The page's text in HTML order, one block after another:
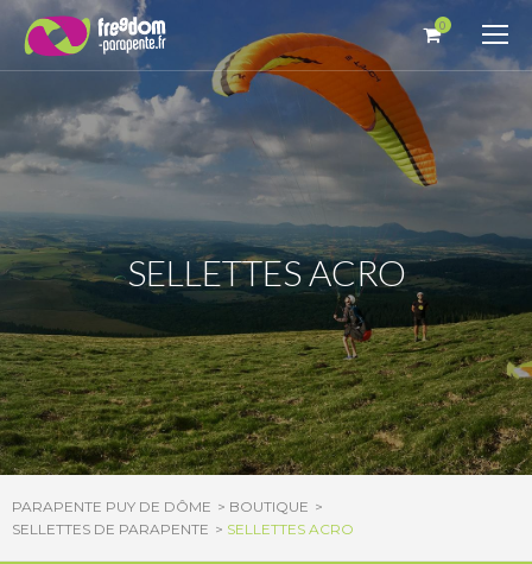
0
SELLETTES ACRO
PARAPENTE PUY DE DÔME
BOUTIQUE
SELLETTES DE PARAPENTE
SELLETTES ACRO
Panneau de gestion des cookies